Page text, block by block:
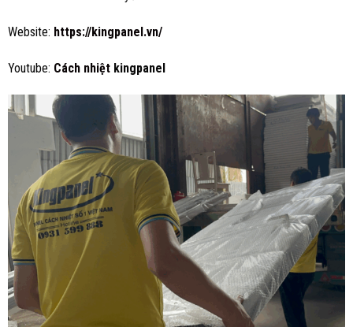
Website: https://kingpanel.vn/
Youtube: Cách nhiệt kingpanel